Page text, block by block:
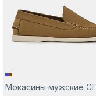
Мокасины мужские